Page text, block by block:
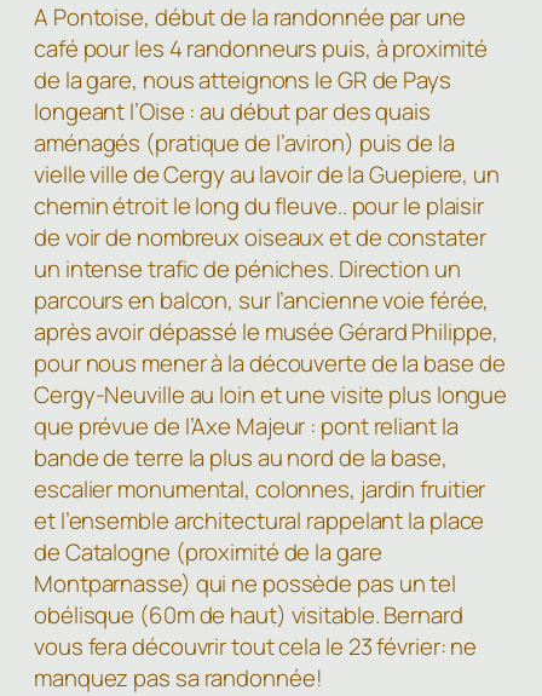
A Pontoise, début de la randonnée par une
café pour les 4 randonneurs puis, à proximité
de la gare, nous atteignons le GR de Pays
longeant l’Oise : au début par des quais
aménagés (pratique de l’aviron) puis de la
vielle ville de Cergy au lavoir de la Guepiere, un
chemin étroit le long du fleuve.. pour le plaisir
de voir de nombreux oiseaux et de constater
un intense trafic de péniches. Direction un
parcours en balcon, sur l’ancienne voie férée,
après avoir dépassé le musée Gérard Philippe,
pour nous mener à la découverte de la base de
Cergy-Neuville au loin et une visite plus longue
que prévue de l’Axe Majeur : pont reliant la
bande de terre la plus au nord de la base,
escalier monumental, colonnes, jardin fruitier
et l’ensemble architectural rappelant la place
de Catalogne (proximité de la gare
Montparnasse) qui ne possède pas un tel
obélisque (60m de haut) visitable. Bernard
vous fera découvrir tout cela le 23 février: ne
manquez pas sa randonnée!